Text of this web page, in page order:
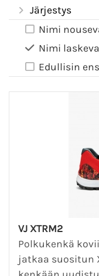
Järjestys
Nimi
Nimi laskeva
Edullisin
VJ XTRM2
Polkukenkä
jatkaa suositun